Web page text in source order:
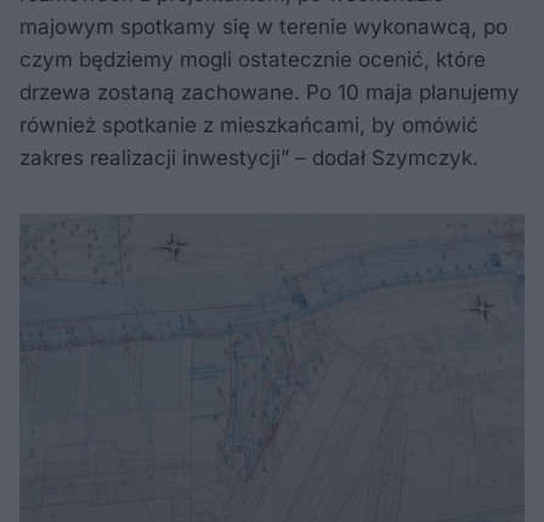
majowym spotkamy się w terenie wykonawcą, po
czym będziemy mogli ostatecznie ocenić, które
drzewa zostaną zachowane. Po 10 maja planujemy
również spotkanie z mieszkańcami, by omówić
zakres realizacji inwestycji” – dodał Szymczyk.